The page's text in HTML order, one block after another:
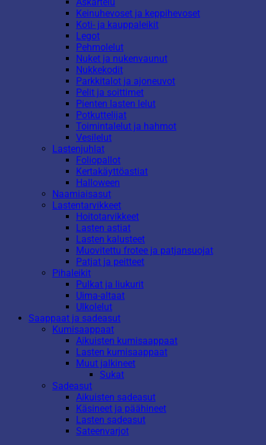
Keinuhevoset ja keppihevoset
Koti- ja kauppaleikit
Legot
Pehmolelut
Nuket ja nukenvaunut
Nukkekodit
Parkkitalot ja ajoneuvot
Pelit ja soittimet
Pienten lasten lelut
Potkuttelijat
Toimintalelut ja hahmot
Vesilelut
Lastenjuhlat
Foliopallot
Kertakäyttöastiat
Halloween
Naamiaisasut
Lastentarvikkeet
Hoitotarvikkeet
Lasten astiat
Lasten kalusteet
Muovitettu frotee ja patjansuojat
Patjat ja peitteet
Pihaleikit
Pulkat ja liukurit
Uima-altaat
Ulkolelut
Saappaat ja sadeasut
Kumisaappaat
Aikuisten kumisaappaat
Lasten kumisaappaat
Muut jalkineet
Sukat
Sadeasut
Aikuisten sadeasut
Käsineet ja päähineet
Lasten sadeasut
Sateenvarjot